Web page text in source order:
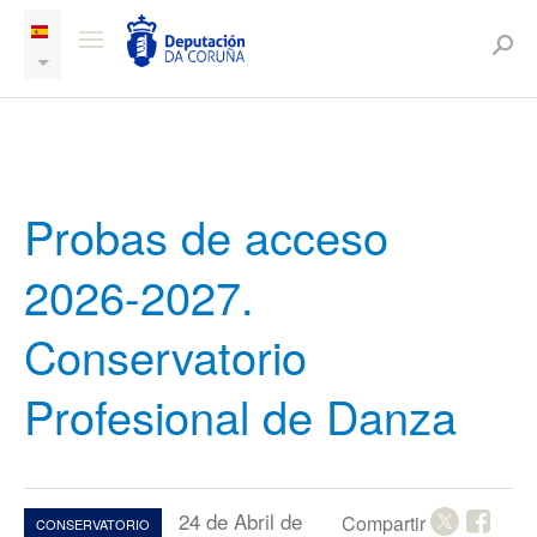
Probas de acceso
2026-2027.
Conservatorio
Profesional de Danza
CONSERVATORIO 24 de Abril de Compartir